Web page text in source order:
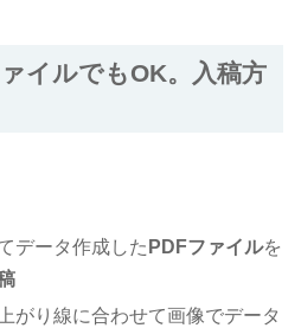
イルでもOK。入稿方
データ作成した PDFファイルを
がり線に合わせて画像でデータ